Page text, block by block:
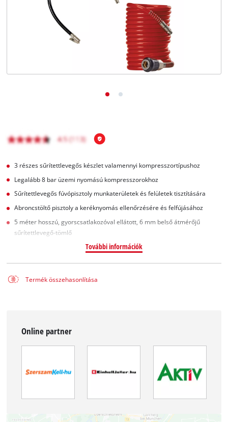
3 részes sűrítettlevegős készlet valamennyi kompresszortípushoz
Legalább 8 bar üzemi nyomású kompresszorokhoz
Sűrítettlevegős fúvópisztoly munkaterületek és felületek tisztítására
Abroncstöltő pisztoly a keréknyomás ellenőrzésére és felfújásához
5 méter hosszú, gyorscsatlakozóval ellátott, 6 mm belső átmérőjű
sűrítettlevegő-tömlő
További információk
Termék összehasonlítása
Online partner